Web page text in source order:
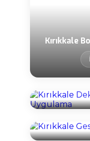
Kırıkkale
Kırıkkale
Kırıkkale